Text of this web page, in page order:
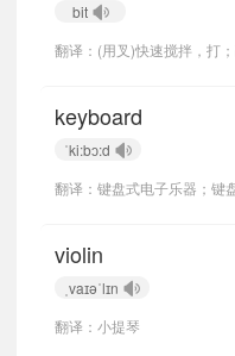
bit
翻译：(用叉)快速搅拌，打
keyboard
ˈki:bɔ:d
翻译：键盘式电子乐器；键
violin
ˌvaɪəˈlɪn
翻译：小提琴